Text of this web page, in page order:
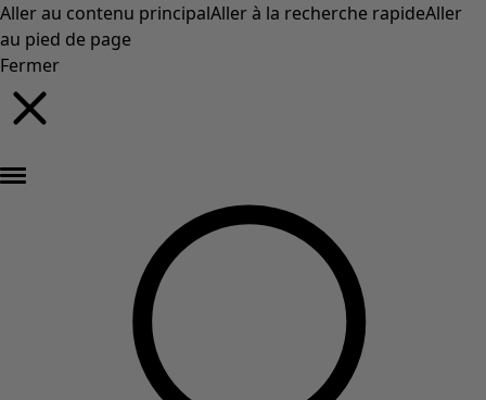
Aller au contenu principalAller à la recherche rapideAller
au pied de page
Fermer